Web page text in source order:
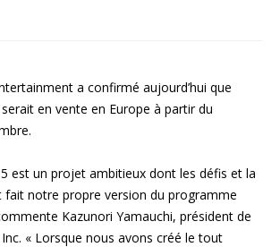
a confirmé aujourd’hui que
en vente en Europe à partir du
est un projet ambitieux dont les défis et la
fait notre propre version du programme
Kazunori Yamauchi, président de
« Lorsque nous avons créé le tout